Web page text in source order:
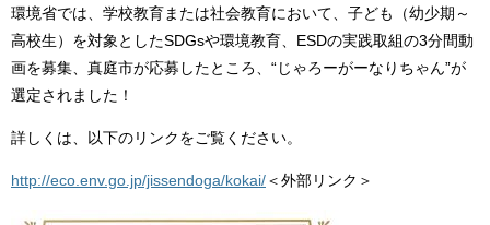
環境省では、学校教育または社会教育において、子ども（幼少期～
高校生）を対象としたSDGsや環境教育、ESDの実践取組の3分間動
画を募集、真庭市が応募したところ、“じゃろーがーなりちゃん”が
選定されました！
詳しくは、以下のリンクをご覧ください。
http://eco.env.go.jp/jissendoga/kokai/＜外部リンク＞